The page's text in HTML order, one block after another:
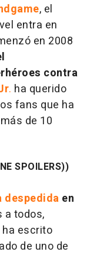
, el
entra en
en 2008
contra
. ha querido
fans que ha
de 10
SPOILERS))
despedida en
a todos,
ha escrito
de uno de